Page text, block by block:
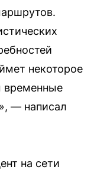
некоторое
временные
— написал
на сети